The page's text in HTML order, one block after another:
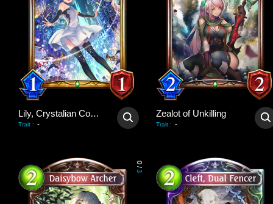
Lily, Crystalian Conductor
Trait : -
Zealot of Unkilling
Trait : -
0
/
3